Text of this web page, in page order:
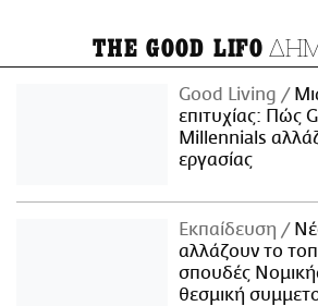
THE GOOD LIFO
Good Living
επιτυχίας: Πώς
Millennials
εργασίας
Εκπαίδευση
αλλάζουν το
σπουδές
θεσμική